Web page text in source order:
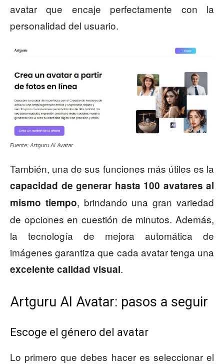
avatar que encaje perfectamente con la
personalidad del usuario.
Fuente: Artguru AI Avatar
También, una de sus funciones más útiles es la
capacidad de generar hasta 100 avatares al
mismo tiempo, brindando una gran variedad
de opciones en cuestión de minutos. Además,
la tecnología de mejora automática de
imágenes garantiza que cada avatar tenga una
excelente calidad visual.
Artguru AI Avatar: pasos a seguir
Escoge el género del avatar
Lo primero que debes hacer es seleccionar el